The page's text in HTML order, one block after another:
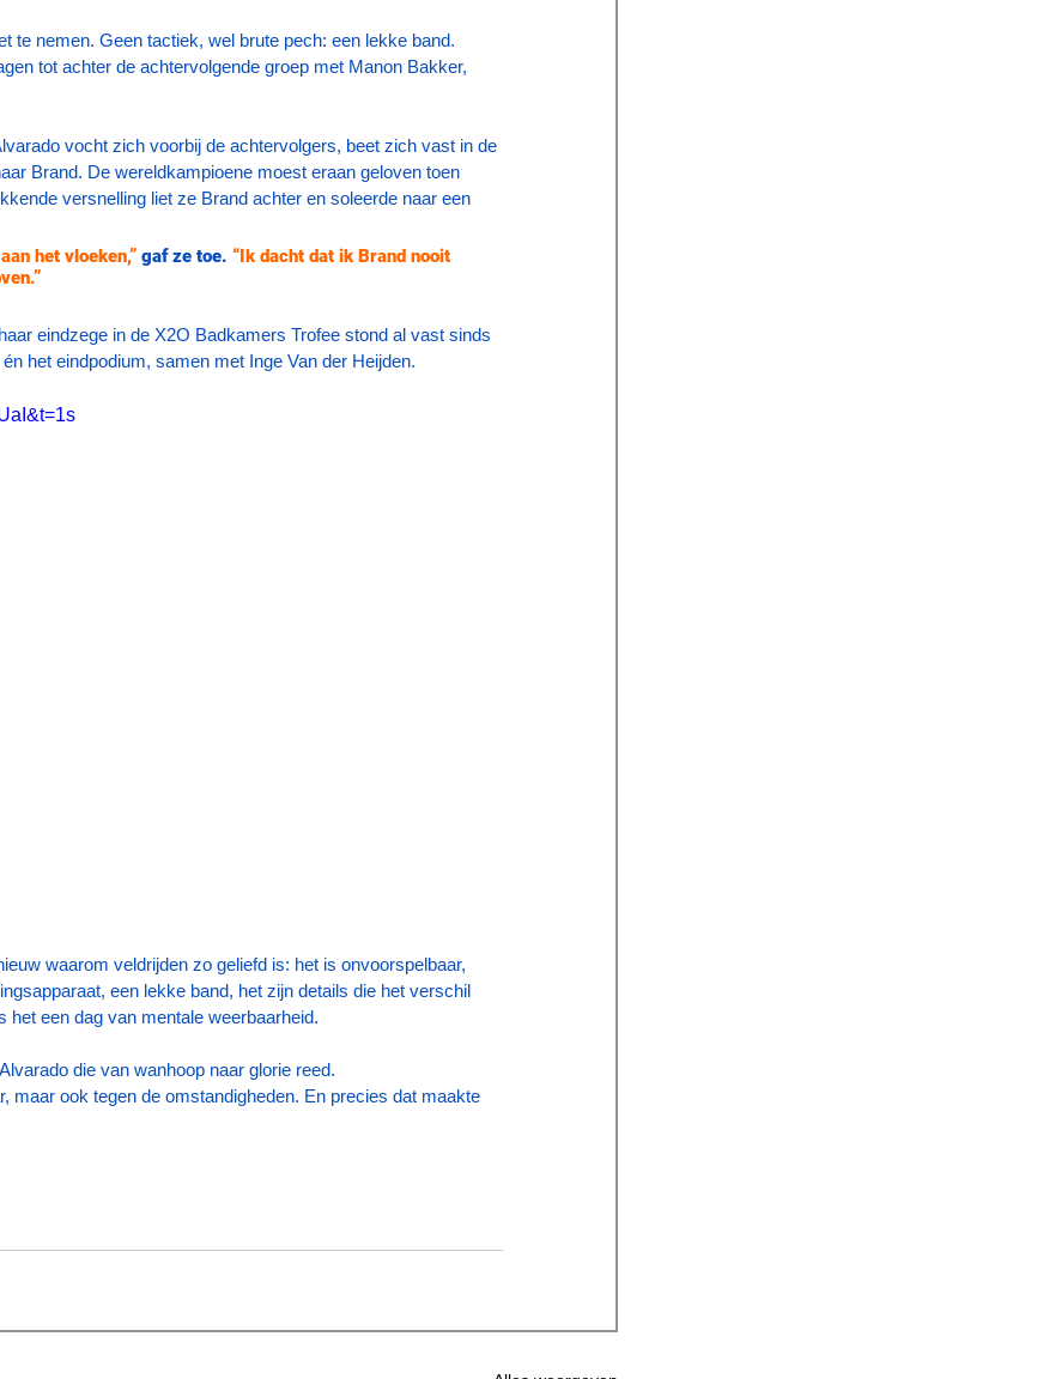
te nemen. Geen tactiek, wel brute pech: een lekke band.
tot achter de achtervolgende groep met Manon Bakker,
vocht zich voorbij de achtervolgers, beet zich vast in de
Brand. De wereldkampioene moest eraan geloven toen
versnelling liet ze Brand achter en soleerde naar een
het vloeken,” gaf ze toe. “Ik dacht dat ik Brand nooit
eindzege in de X2O Badkamers Trofee stond al vast sinds
het eindpodium, samen met Inge Van der Heijden.
waarom veldrijden zo geliefd is: het is onvoorspelbaar,
een lekke band, het zijn details die het verschil
een dag van mentale weerbaarheid.
die van wanhoop naar glorie reed.
maar ook tegen de omstandigheden. En precies dat maakte